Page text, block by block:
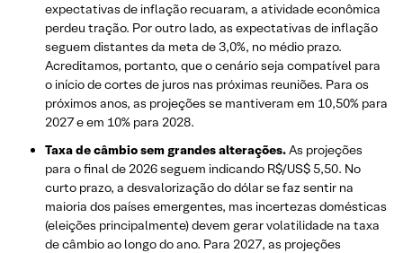
expectativas de inflação recuaram, a atividade econômica
perdeu tração. Por outro lado, as expectativas de inflação
seguem distantes da meta de 3,0%, no médio prazo.
Acreditamos, portanto, que o cenário seja compatível para
o início de cortes de juros nas próximas reuniões. Para os
próximos anos, as projeções se mantiveram em 10,50% para
2027 e em 10% para 2028.
Taxa de câmbio sem grandes alterações.As projeções
para o final de 2026 seguem indicando R$/US$ 5,50. No
curto prazo, a desvalorização do dólar se faz sentir na
maioria dos países emergentes, mas incertezas domésticas
(eleições principalmente) devem gerar volatilidade na taxa
de câmbio ao longo do ano. Para 2027, as projeções